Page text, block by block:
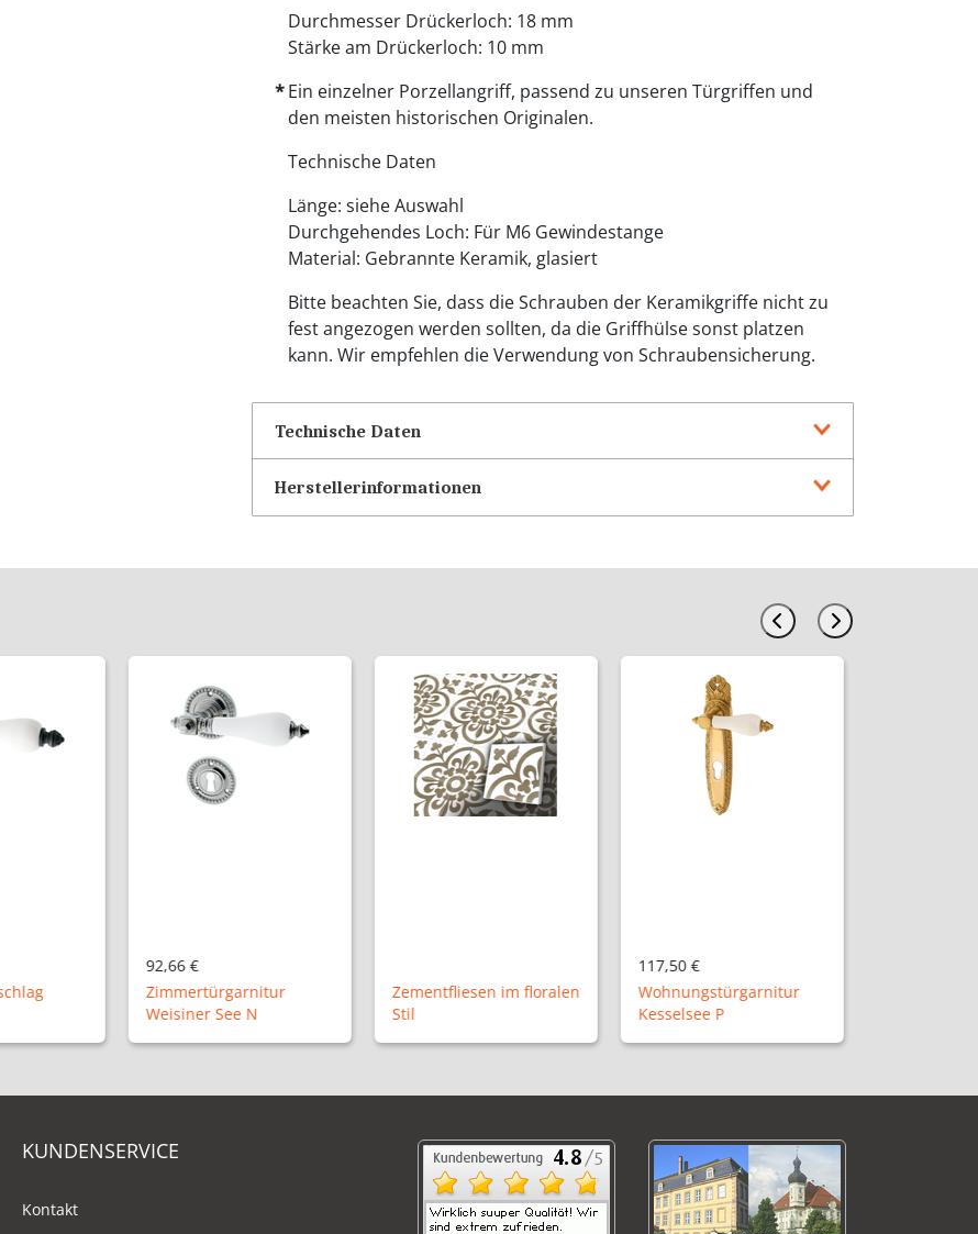
Durchmesser Drückerloch: 18 mm
Stärke am Drückerloch: 10 mm
Ein einzelner Porzellangriff, passend zu unseren Türgriffen und
den meisten historischen Originalen.
Technische Daten
Länge: siehe Auswahl
Durchgehendes Loch: Für M6 Gewindestange
Material: Gebrannte Keramik, glasiert
Bitte beachten Sie, dass die Schrauben der Keramikgriffe nicht zu
fest angezogen werden sollten, da die Griffhülse sonst platzen
kann. Wir empfehlen die Verwendung von Schraubensicherung.
Technische Daten
Herstellerinformationen
Zementfliesen im floralen
Stil
Wohnungstürgarnitur
Kesselsee P
113,50 €
Wohnungstürgarnitur
Niendorf B
KUNDENSERVICE
Kontakt